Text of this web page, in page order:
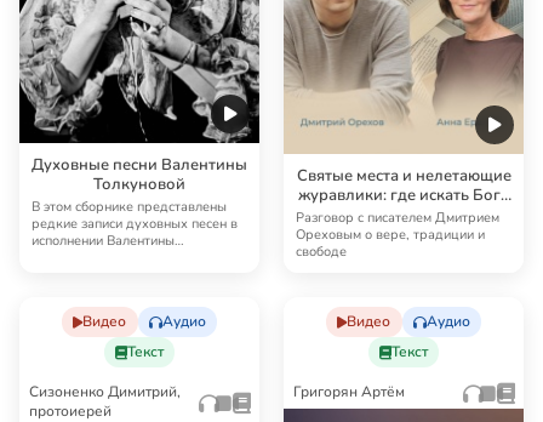
Духовные песни Валентины
Толкуновой
В этом сборнике представлены
редкие записи духовных песен в
исполнении Валентины
Святые места и нелетающие
журавлики: где искать Бога
сегодня?
Разговор с писателем Дмитрием
Ореховым о вере, традиции и
свободе
Видео
Аудио
Текст
Сизоненко Димитрий,
протоиерей
Видео
Аудио
Текст
Григорян Артём